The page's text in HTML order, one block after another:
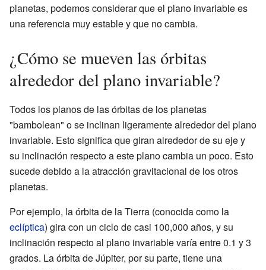
planetas, podemos considerar que el plano invariable es
una referencia muy estable y que no cambia.
¿Cómo se mueven las órbitas
alrededor del plano invariable?
Todos los planos de las órbitas de los planetas
"bambolean" o se inclinan ligeramente alrededor del plano
invariable. Esto significa que giran alrededor de su eje y
su inclinación respecto a este plano cambia un poco. Esto
sucede debido a la atracción gravitacional de los otros
planetas.
Por ejemplo, la órbita de la Tierra (conocida como la
eclíptica) gira con un ciclo de casi 100,000 años, y su
inclinación respecto al plano invariable varía entre 0.1 y 3
grados. La órbita de Júpiter, por su parte, tiene una